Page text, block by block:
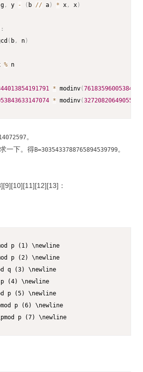
g , y - ( b // a) * x , x)
:
( b , n)
% n
* modinv(
* modinv(
。
一下。得B=3035433788765894539799。
：
p (1) \newline
p (2) \newline
q (3) \newline
p (4) \newline
p (5) \newline
p (6) \newline
p (7) \newline